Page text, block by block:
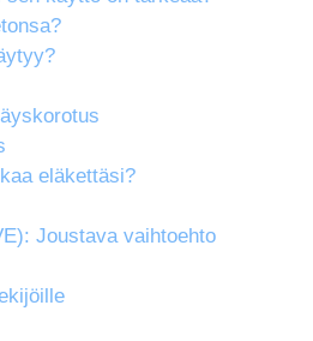
eläkettäsi?
Joustava vaihtoehto